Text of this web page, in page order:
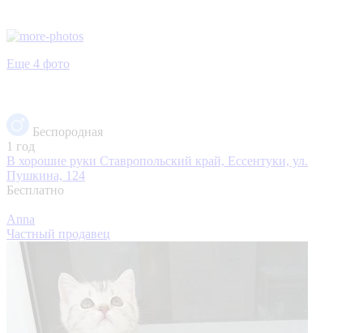
Еще 4 фото
Беспородная
1 год
В хорошие руки Ставропольский край, Ессентуки, ул.
Пушкина, 124
Бесплатно
Anna
Частный продавец